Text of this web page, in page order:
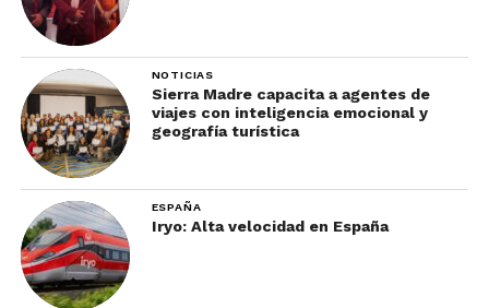
cuáles son las actividades en tierra
disponibles de los cruceros.
es importante preguntar cuáles de
estas actividades son atractivas para
los pequeños y adolescentes viajeros.
Es primordial preguntar a la
compañía de cruceros los
documentos requeridos
con los puertos de desembarque.
Los barcos
NOTICIAS
Sierra Madre capacita a agentes de
viajes con inteligencia emocional y
geografía turística
ESPAÑA
Iryo: Alta velocidad en España